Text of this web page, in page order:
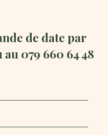
de date par
au 079 660 64 48